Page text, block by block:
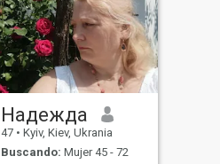
Надежда
47 • Kyiv, Kiev, Ukrania
Buscando: Mujer 45 - 72